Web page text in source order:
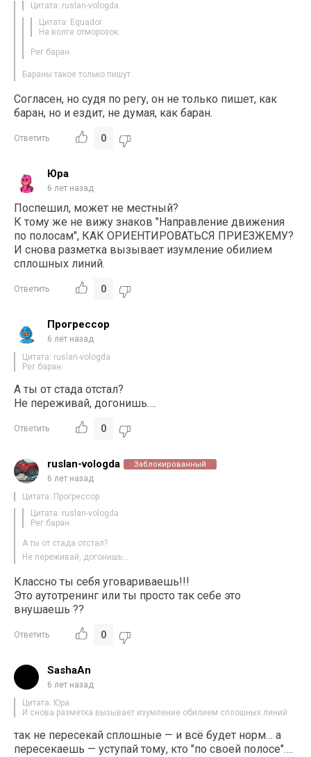
Цитата: ruslan-vologda
Цитата: Equador
На волге отморозок.
Рег баран.
Бараны такое только пишут
Согласен, но судя по регу, он не только пишет, как
баран, но и ездит, не думая, как баран.
Ответить 0
Юра
6 лет назад
Поспешил, может не местный?
К тому же не вижу знаков "Направление движения
по полосам", КАК ОРИЕНТИРОВАТЬСЯ ПРИЕЗЖЕМУ?
И снова разметка вызывает изумление обилием
сплошных линий.
Ответить 0
Прогрессор
6 лет назад
Цитата: ruslan-vologda
Рег баран.
А ты от стада отстал?
Не переживай, догонишь….
Ответить 0
ruslan-vologda Заблокированный
6 лет назад
Цитата: Прогрессор
Цитата: ruslan-vologda
Рег баран.
А ты от стада отстал?
Не переживай, догонишь….
Классно ты себя уговариваешь!!!
Это аутотренинг или ты просто так себе это
внушаешь ??
Ответить 0
SashaAn
6 лет назад
Цитата: Юра
И снова разметка вызывает изумление обилием сплошных линий.
так не пересекай сплошные — и всё будет норм… а
пересекаешь — уступай тому, кто "по своей полосе"….